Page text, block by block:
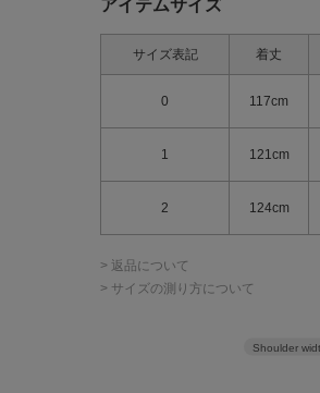
アイテムサイズ
サイズ表記 着丈
0 117cm
1 121cm
2 124cm
> 返品について
> サイズの測り方について
Shoulder